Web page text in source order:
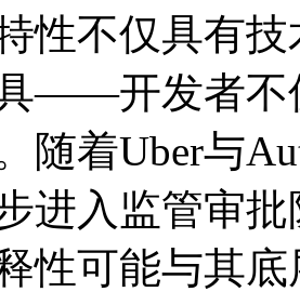
性不仅具有
——开发者不
随着Uber与
进入监管审
性可能与其